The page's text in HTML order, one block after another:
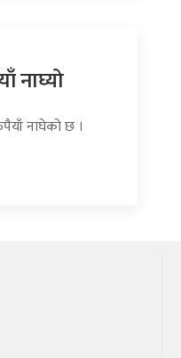
नाघ्यो
नाघेको छ ।